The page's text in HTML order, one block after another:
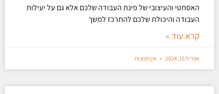
האסתטי והעיצובי של פינת העבודה שלכם אלא גם על יעילות
העבודה והיכולת שלכם להתרכז למשך
קרא עוד »
אפריל 15, 2024 אין תגובות